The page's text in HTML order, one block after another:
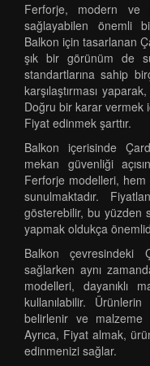
Ferforje, modern ve
sağlayabilen önemli
Balkon için tasarlanan
şık bir görünüm de
standartlarına sahip
karşılaştırması
Doğru bir karar vermek
Fiyat edinmek şarttır.
Balkon içerisinde
mekan güvenliği
Ferforje modelleri, hem
sunulmaktadır.
gösterebilir, bu yüzden
yapmak oldukça
Balkon çevresindeki
sağlarken aynı
modelleri, dayanıklı
kullanılabilir.
belirlenir ve malzeme
Ayrıca, Fiyat almak,
edinmenizi sağlar.